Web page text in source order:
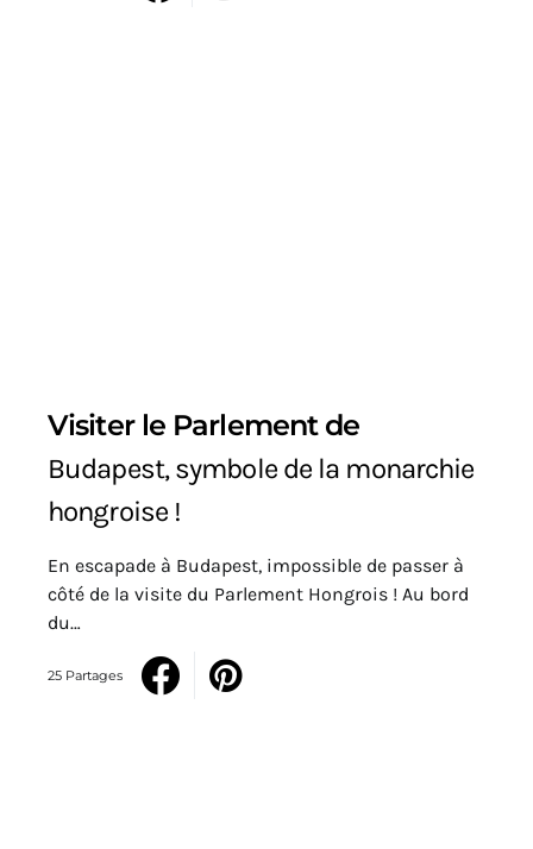
Visiter le Parlement de
Budapest, symbole de la monarchie
hongroise !
En escapade à Budapest, impossible de passer à
côté de la visite du Parlement Hongrois ! Au bord
du…
25 Partages